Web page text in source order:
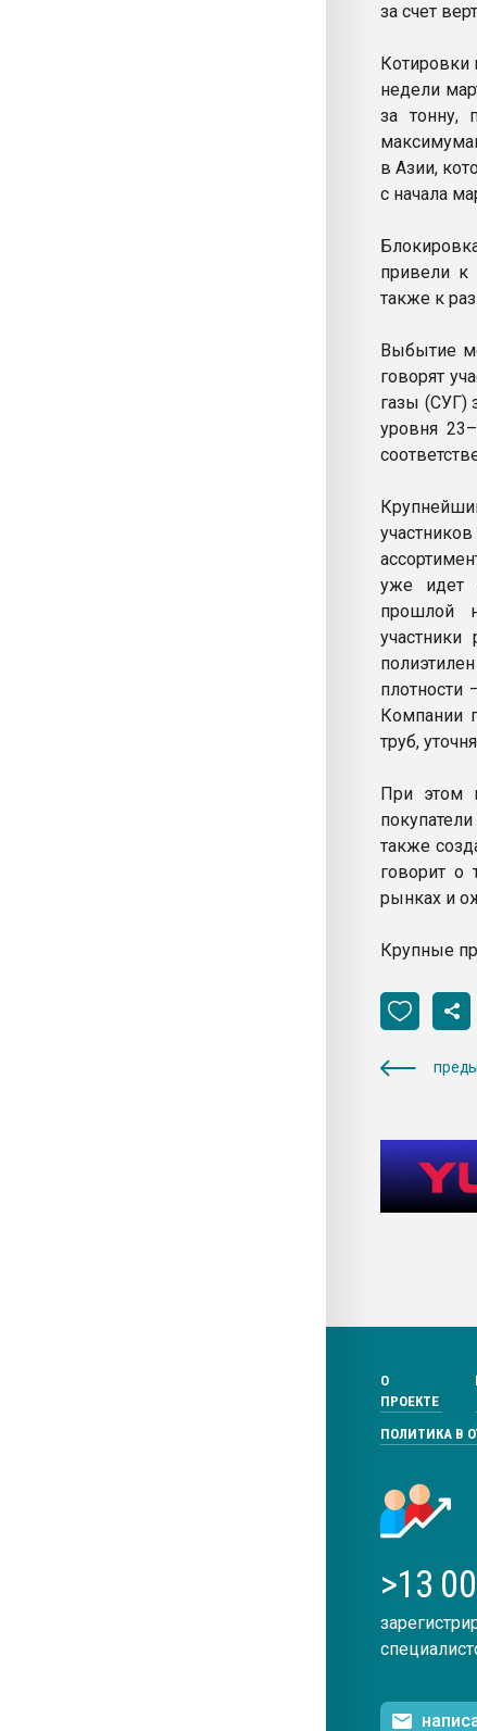
за счет
Котировки
недели
за тонну,
в Азии,
с начала
привели к
также к
Выбытие
говорят
газы (СУГ)
уровня
уже идет
прошлой
плотности
Компании
труб,
При этом
также
говорит о
рынках и
Крупные
О
ПРОЕКТЕ
ПОЛИТИКА В
>13